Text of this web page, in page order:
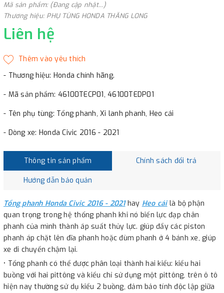
Mã sản phẩm: (Đang cập nhật...)
Thương hiệu: PHỤ TÙNG HONDA THĂNG LONG
Liên hệ
- Thương hiệu: Honda chính hãng.
- Mã sản phẩm: 46100TECP01, 46100TEDP01
- Tên phụ tùng: Tổng phanh, Xi lanh phanh, Heo cái
- Dòng xe: Honda Civic 2016 - 2021
Thông tin sản phẩm Chính sách đổi trả
Hướng dẫn bảo quản
Tổng phanh Honda Civic 2016 - 2021hay Heo cáilà bộ phận
quan trọng trong hệ thống phanh khi nó biến lực đạp chân
phanh của mình thành áp suất thủy lực. giúp đẩy các piston
phanh áp chặt lên đĩa phanh hoặc đùm phanh ở 4 bánh xe, giúp
xe di chuyển chậm lại.
• Tổng phanh có thể được phân loại thành hai kiểu: kiểu hai
buồng với hai pittông và kiểu chỉ sử dụng một pittông, trên ô tô
hiện nay thường sử dụ kiểu 2 buồng, đảm bảo tính độc lập giữa